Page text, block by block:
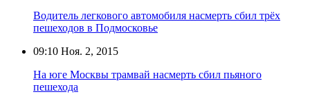
Водитель легкового автомобиля насмерть сбил трёх
пешеходов в Подмосковье
09:10 Ноя. 2, 2015
На юге Москвы трамвай насмерть сбил пьяного
пешехода